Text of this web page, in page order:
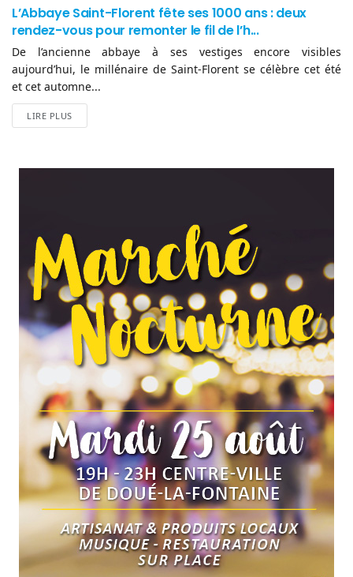
L’Abbaye Saint-Florent fête ses 1000 ans : deux
rendez-vous pour remonter le fil de l’h...
De l’ancienne abbaye à ses vestiges encore visibles
aujourd’hui, le millénaire de Saint-Florent se célèbre cet été
et cet automne...
LIRE PLUS